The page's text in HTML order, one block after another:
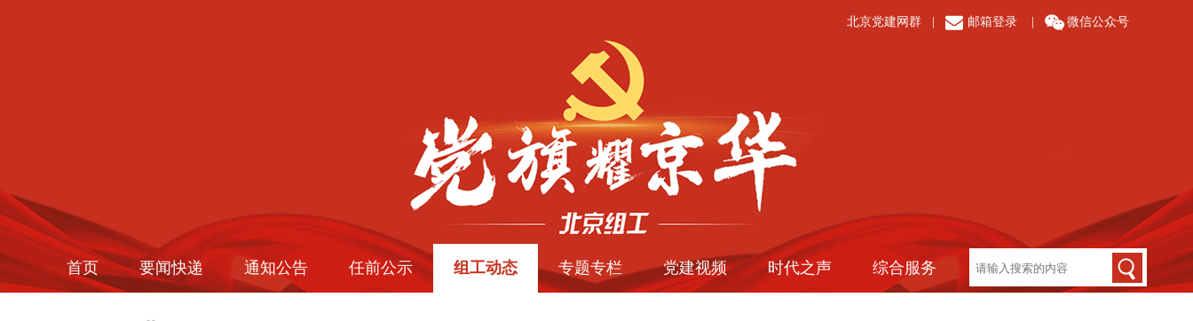
北京党建网群 邮箱登录 微信公众号
首页 要闻快递 通知公告 任前公示 组工动态 专题专栏 党建视频 时代之声 综合服务